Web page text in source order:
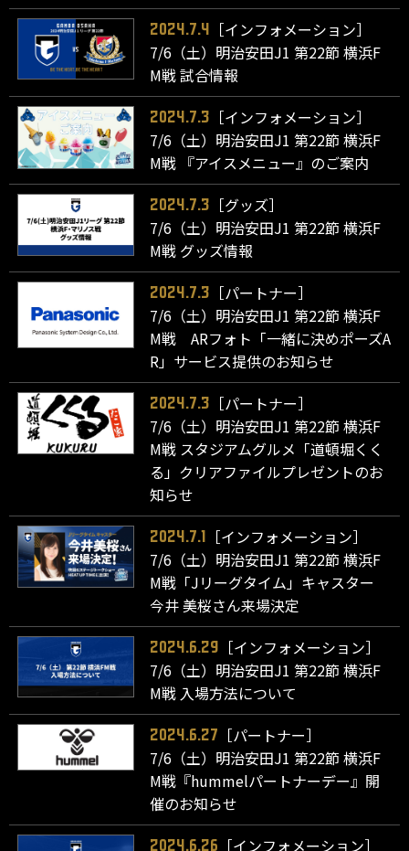
2024.7.4
［インフォメーション］
7/6（土）明治安田J1 第22節 横浜F
M戦 試合情報
2024.7.3
［インフォメーション］
7/6（土）明治安田J1 第22節 横浜F
M戦 『アイスメニュー』のご案内
2024.7.3
［グッズ］
7/6（土）明治安田J1 第22節 横浜F
M戦 グッズ情報
2024.7.3
［パートナー］
7/6（土）明治安田J1 第22節 横浜F
M戦 ARフォト「一緒に決めポーズA
R」サービス提供のお知らせ
2024.7.3
［パートナー］
7/6（土）明治安田J1 第22節 横浜F
M戦 スタジアムグルメ「道頓堀くく
る」クリアファイルプレゼントのお
知らせ
2024.7.1
［インフォメーション］
7/6（土）明治安田J1 第22節 横浜F
M戦「Jリーグタイム」キャスター
今井 美桜さん来場決定
2024.6.29
［インフォメーション］
7/6（土）明治安田J1 第22節 横浜F
M戦 入場方法について
2024.6.27
［パートナー］
7/6（土）明治安田J1 第22節 横浜F
M戦『hummelパートナーデー』開
催のお知らせ
2024.6.26 ［インフォメーション］